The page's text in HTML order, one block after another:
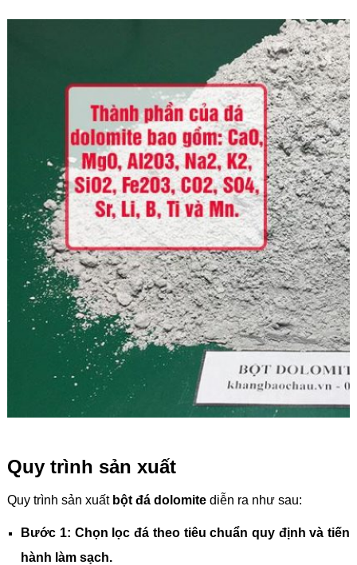
Quy trình sản xuất
Quy trình sản xuất bột đá dolomitediễn ra như sau:
Bước 1: Chọn lọc đá theo tiêu chuẩn quy định và tiến
hành làm sạch.